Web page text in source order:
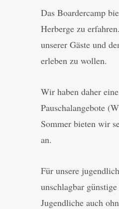
Das Boardercamp
Herberge zu
unserer Gäste und
erleben zu wollen.
Wir haben daher
Pauschalangebote
Sommer bieten wir
an.
Für unsere
unschlagbar
Jugendliche auch